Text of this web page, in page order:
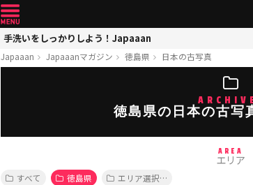
手洗いをしっかりしよう！Japaaan
Japaaan Japaaanマガジン 徳島県 日本の古写真
徳島県の日本の古写
AREA
エリア
すべて 徳島県 エリア選択…